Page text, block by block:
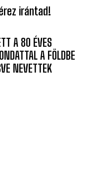
irántad!
A 80 ÉVES
A FÖLDBE
NEVETTEK